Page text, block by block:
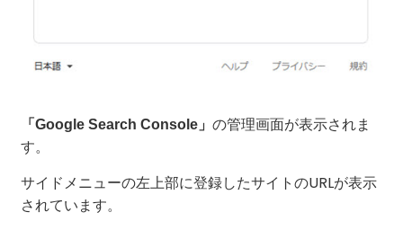
「Google Search Console」の管理画面が表示されま
す。
サイドメニューの左上部に登録したサイトのURLが表示
されています。